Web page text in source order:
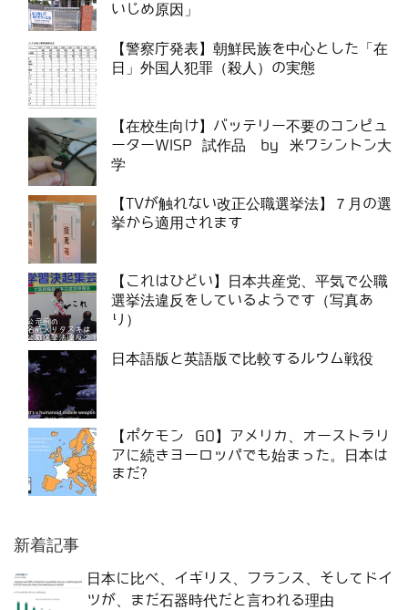
いじめ原因」
【警察庁発表】朝鮮民族を中心とした「在
日」外国人犯罪（殺人）の実態
【在校生向け】バッテリー不要のコンピュ
ーターWISP 試作品 by 米ワシントン大
学
【TVが触れない改正公職選挙法】７月の選
挙から適用されます
【これはひどい】日本共産党、平気で公職
選挙法違反をしているようです（写真あ
り）
日本語版と英語版で比較するルウム戦役
【ポケモン GO】アメリカ、オーストラリ
アに続きヨーロッパでも始まった。日本は
まだ?
新着記事
日本に比べ、イギリス、フランス、そしてドイ
ツが、まだ石器時代だと言われる理由